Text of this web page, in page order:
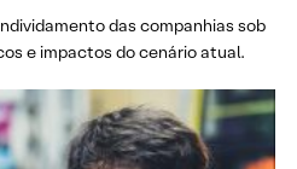
das companhias sob
e impactos do cenário atual.